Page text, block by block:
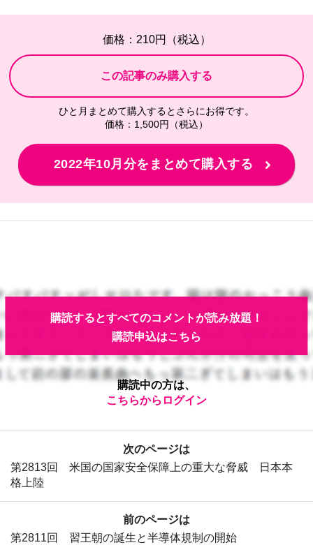
価格：210円（税込）
ひと月まとめて購入するとさらにお得です。
価格：1,500円（税込）
2022年10月分をまとめて購入する
購読するとすべてのコメントが読み放題！
購読申込はこちら
購読中の方は、
こちらからログイン
前のページは
第2811回 習王朝の誕生と半導体規制の開始
次のページは
第2813回 米国の国家安全保障上の重大な脅威 日本本
格上陸